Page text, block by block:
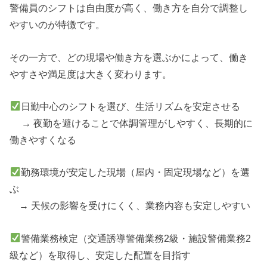
警備員のシフトは自由度が高く、働き方を自分で調整し
やすいのが特徴です。
その一方で、どの現場や働き方を選ぶかによって、働き
やすさや満足度は大きく変わります。
日勤中心のシフトを選び、生活リズムを安定させる
→ 夜勤を避けることで体調管理がしやすく、長期的に
働きやすくなる
勤務環境が安定した現場（屋内・固定現場など）を選
ぶ
→ 天候の影響を受けにくく、業務内容も安定しやすい
警備業務検定（交通誘導警備業務2級・施設警備業務2
級など）を取得し、安定した配置を目指す